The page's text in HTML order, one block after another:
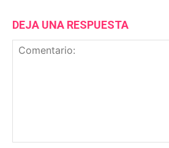
DEJA UNA RESPUESTA